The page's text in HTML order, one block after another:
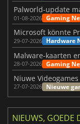
01-08-2026 Gaming
29-07-2026 Hardware
28-07-2026 Gaming
27-07-2026 Nieuwe
NIEUWS, GOEDE